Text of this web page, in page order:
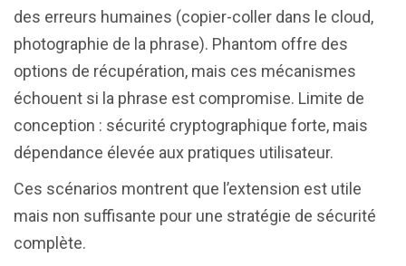
des erreurs humaines (copier-coller dans le cloud,
photographie de la phrase). Phantom offre des
options de récupération, mais ces mécanismes
échouent si la phrase est compromise. Limite de
conception : sécurité cryptographique forte, mais
dépendance élevée aux pratiques utilisateur.
Ces scénarios montrent que l’extension est utile
mais non suffisante pour une stratégie de sécurité
complète.